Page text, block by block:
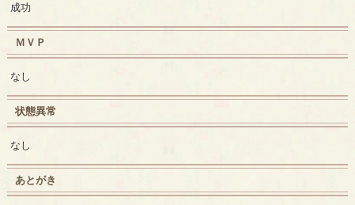
成功
ＭＶＰ
なし
状態異常
なし
あとがき